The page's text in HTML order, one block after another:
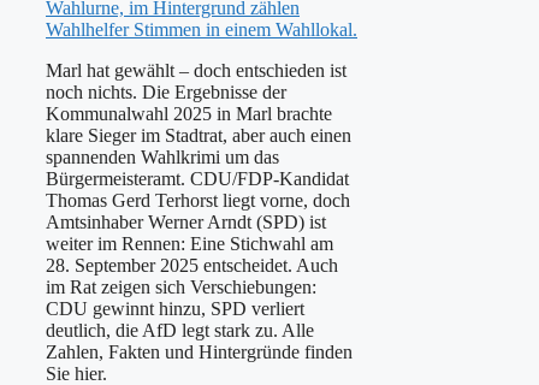
Marl hat gewählt – doch entschieden ist
noch nichts. Die Ergebnisse der
Kommunalwahl 2025 in Marl brachte
klare Sieger im Stadtrat, aber auch einen
spannenden Wahlkrimi um das
Bürgermeisteramt. CDU/FDP-Kandidat
Thomas Gerd Terhorst liegt vorne, doch
Amtsinhaber Werner Arndt (SPD) ist
weiter im Rennen: Eine Stichwahl am
28. September 2025 entscheidet. Auch
im Rat zeigen sich Verschiebungen:
CDU gewinnt hinzu, SPD verliert
deutlich, die AfD legt stark zu. Alle
Zahlen, Fakten und Hintergründe finden
Sie hier.